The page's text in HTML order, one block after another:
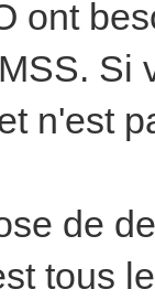
ont
Si
n'est
de
tous